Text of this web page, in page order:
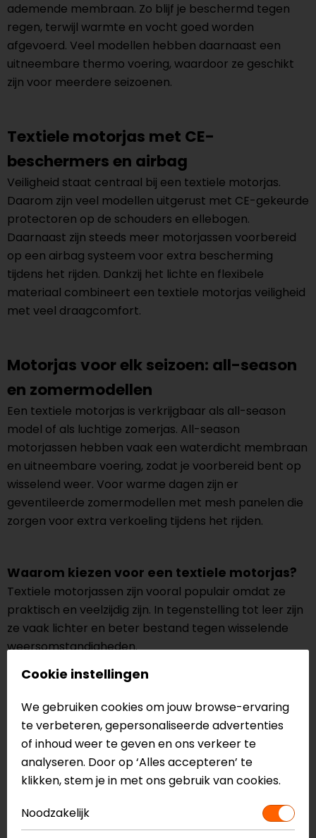
ademende membraan. Zo blijf je beschermd tegen
regen, terwijl warmte en vocht goed worden
afgevoerd. Veel modellen hebben daarnaast een
uitneembare thermo voering, waardoor ze geschikt
zijn voor meerdere seizoenen.
Textiele motorjas met CE-
beschermers en airbag
Veiligheid staat centraal bij een textiele motorjas.
Daarom zijn veel modellen uitgerust met CE-gekeurde
protectoren op de schouders en ellebogen.
Daarnaast zijn steeds meer motorjassen voorbereid
op een airbag systeem voor extra bescherming
tijdens het rijden. Dankzij het lichte en flexibele
materiaal combineert een textiele motorjas veiligheid
met veel draagcomfort.
Motorjas voor elk seizoen: all-season
en zomermodellen
Een textiele motorjas is verkrijgbaar als all-season
model of als luchtige zomerjas. All-season
motorjassen hebben vaak een waterdicht membraan
en uitneembare voering, zodat je voorbereid bent op
wisselend weer. Voor warme dagen zijn er
geventileerde zomermodellen met mesh panelen die
zorgen voor extra verkoeling tijdens het rijden.
Waarom kiezen voor een textiele motorjas?
Textiele motorjassen zijn vooral populair omdat ze
praktisch en veelzijdig zijn. In tegenstelling tot leer zijn
ze vaak lichter en beter bestand tegen wisselende
weersomstandigheden.
De meeste modellen zijn voorzien van waterdichte
droog blijft tijdens regen en comfortabel rijdt bij
hogere temperaturen. Daarnaast hebben veel
textiele jassen een uitneembare thermovoering,
waardoor je ze zowel in de winter als in de zomer kunt
dragen.
Ook op het gebied van veiligheid zit je goed. Textiele
Cookie instellingen
We gebruiken cookies om jouw browse-ervaring
te verbeteren, gepersonaliseerde advertenties
of inhoud weer te geven en ons verkeer te
analyseren. Door op ‘Alles accepteren’ te
klikken, stem je in met ons gebruik van cookies.
Noodzakelijk